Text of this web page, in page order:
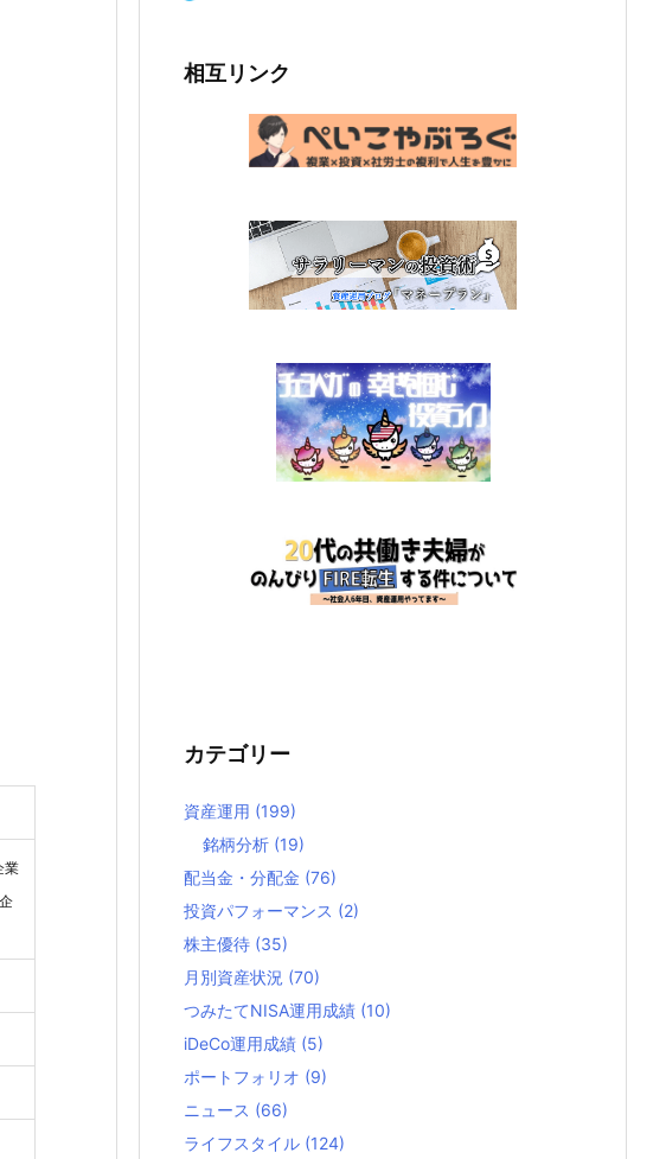
業
相互リンク
カテゴリー
資産運用 (199)
銘柄分析 (19)
配当金・分配金 (76)
投資パフォーマンス (2)
株主優待 (35)
月別資産状況 (70)
つみたてNISA運用成績 (10)
iDeCo運用成績 (5)
ポートフォリオ (9)
ニュース (66)
ライフスタイル (124)